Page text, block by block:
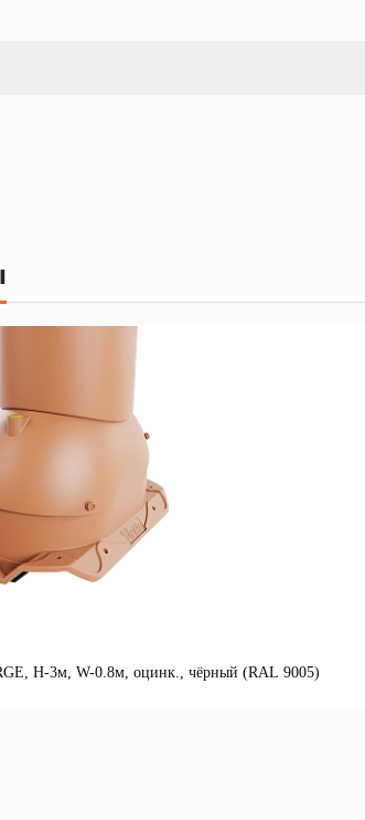
Н-3м, W-0.8м, оцинк., чёрный (RAL 9005)